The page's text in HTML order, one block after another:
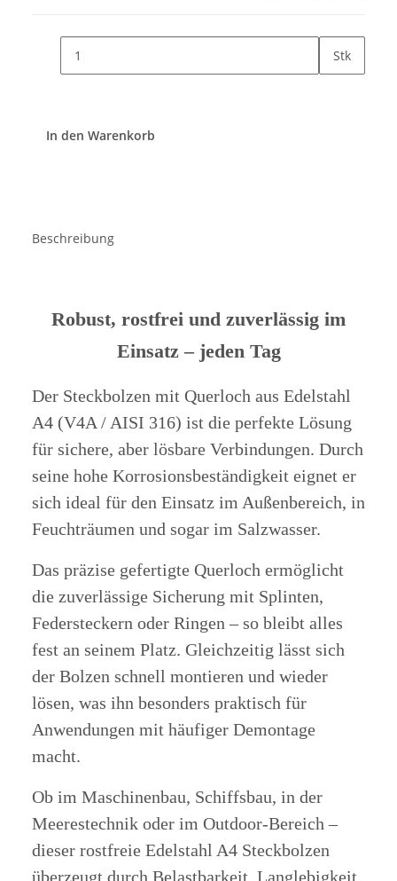
Stk
In den Warenkorb
Beschreibung
Robust, rostfrei und zuverlässig im
Einsatz – jeden Tag
Der Steckbolzen mit Querloch aus Edelstahl
A4 (V4A / AISI 316) ist die perfekte Lösung
für sichere, aber lösbare Verbindungen. Durch
seine hohe Korrosionsbeständigkeit eignet er
sich ideal für den Einsatz im Außenbereich, in
Feuchträumen und sogar im Salzwasser.
Das präzise gefertigte Querloch ermöglicht
die zuverlässige Sicherung mit Splinten,
Federsteckern oder Ringen – so bleibt alles
fest an seinem Platz. Gleichzeitig lässt sich
der Bolzen schnell montieren und wieder
lösen, was ihn besonders praktisch für
Anwendungen mit häufiger Demontage
macht.
Ob im Maschinenbau, Schiffsbau, in der
Meerestechnik oder im Outdoor-Bereich –
dieser rostfreie Edelstahl A4 Steckbolzen
überzeugt durch Belastbarkeit, Langlebigkeit